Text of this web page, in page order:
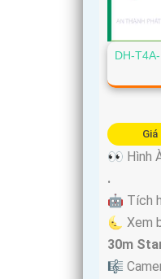
DH-
Giá
👀 Hình
.
🤖️ Tích
🌜 Xem
30m
🎼️